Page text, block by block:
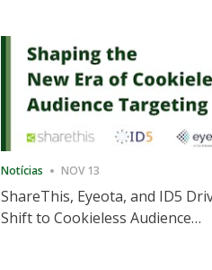
Notícias NOV 13
ShareThis, Eyeota, and ID5
Shift to Cookieless Audience